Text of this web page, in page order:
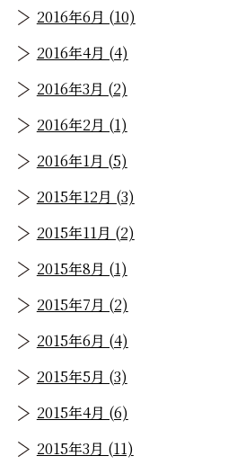
2016年6月 (10)
2016年4月 (4)
2016年3月 (2)
2016年2月 (1)
2016年1月 (5)
2015年12月 (3)
2015年11月 (2)
2015年8月 (1)
2015年7月 (2)
2015年6月 (4)
2015年5月 (3)
2015年4月 (6)
2015年3月 (11)